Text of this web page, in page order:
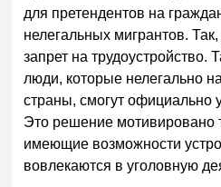
для претендентов на
нелегальных мигрантов.
запрет на трудоустройство.
люди, которые нелегально
страны, смогут официально
Это решение мотивировано
имеющие возможности
вовлекаются в уголовную